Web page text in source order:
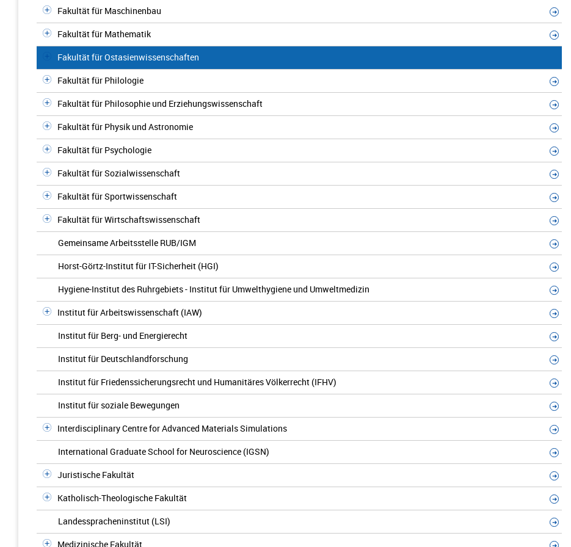
Fakultät für Maschinenbau
Fakultät für Mathematik
Fakultät für Ostasienwissenschaften
Fakultät für Philologie
Fakultät für Philosophie und Erziehungswissenschaft
Fakultät für Physik und Astronomie
Fakultät für Psychologie
Fakultät für Sozialwissenschaft
Fakultät für Sportwissenschaft
Fakultät für Wirtschaftswissenschaft
Gemeinsame Arbeitsstelle RUB/IGM
Horst-Görtz-Institut für IT-Sicherheit (HGI)
Hygiene-Institut des Ruhrgebiets - Institut für Umwelthygiene und Umweltmedizin
Institut für Arbeitswissenschaft (IAW)
Institut für Berg- und Energierecht
Institut für Deutschlandforschung
Institut für Friedenssicherungsrecht und Humanitäres Völkerrecht (IFHV)
Institut für soziale Bewegungen
Interdisciplinary Centre for Advanced Materials Simulations
International Graduate School for Neuroscience (IGSN)
Juristische Fakultät
Katholisch-Theologische Fakultät
Landesspracheninstitut (LSI)
Medizinische Fakultät